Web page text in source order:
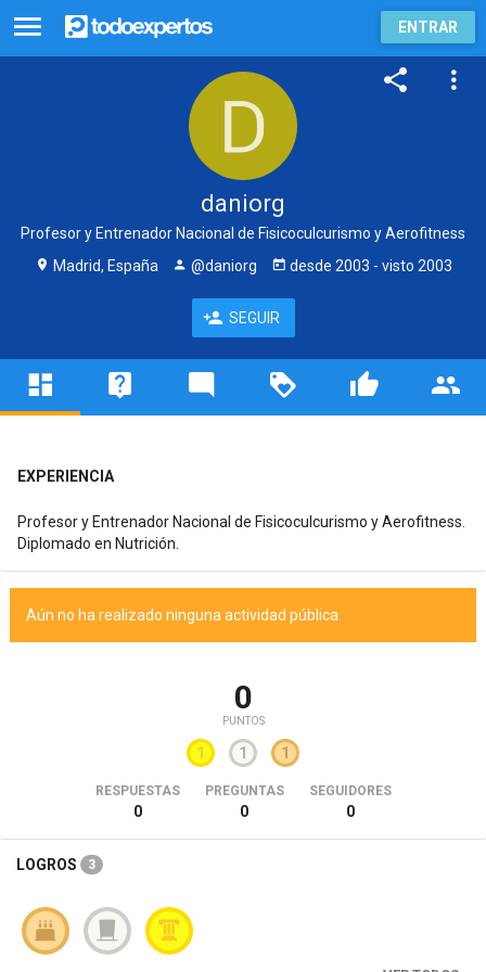
ENTRAR
daniorg
Profesor y Entrenador Nacional de Fisicoculcurismo y Aerofitness
Madrid, España
@daniorg desde 2003 - visto 2003
SEGUIR
EXPERIENCIA
Profesor y Entrenador Nacional de Fisicoculcurismo y Aerofitness.
Diplomado en Nutrición.
Aún no ha realizado ninguna actividad pública.
0
PUNTOS
1 1 1
RESPUESTAS
0
PREGUNTAS
0
SEGUIDORES
0
LOGROS 3